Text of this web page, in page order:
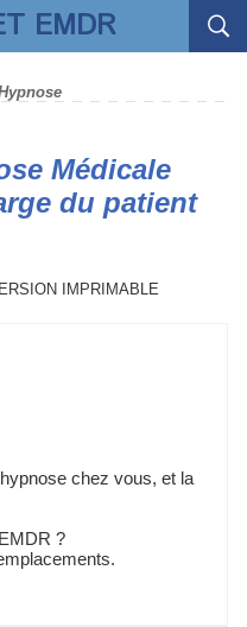
EMDR
Médicale
du patient
IMPRIMABLE
hypnoe chez vou, et la
?